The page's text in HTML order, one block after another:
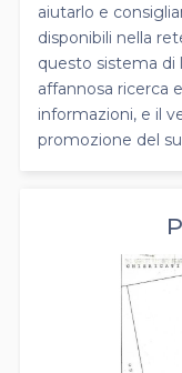
aiutarlo e
disponibili nella
questo sistema di
affannosa ricerca
informazioni, e il
promozione del